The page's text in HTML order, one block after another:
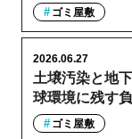
ゴミ屋敷
土壌汚染と地
球環境に残す
2026.06.27
ゴミ屋敷